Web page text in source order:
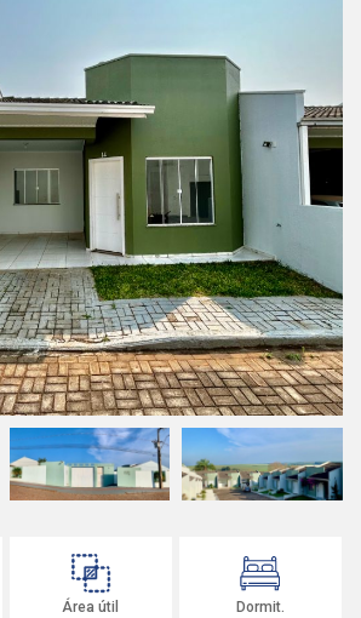
Área útil Dormit.